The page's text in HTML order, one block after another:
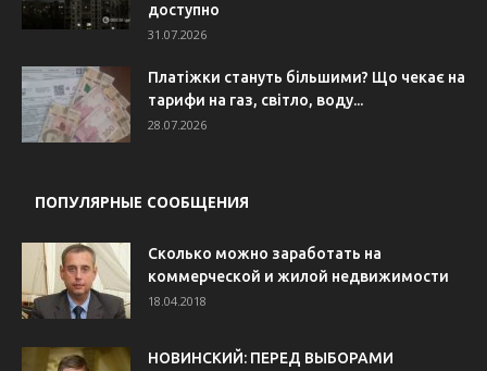
доступно
31.07.2026
Платіжки стануть більшими? Що чекає на
тарифи на газ, світло, воду...
28.07.2026
ПОПУЛЯРНЫЕ СООБЩЕНИЯ
Сколько можно заработать на
коммерческой и жилой недвижимости
18.04.2018
НОВИНСКИЙ: ПЕРЕД ВЫБОРАМИ